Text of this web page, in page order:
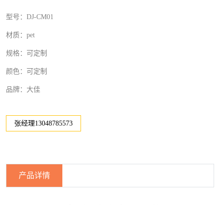
型号：DJ-CM01
材质：pet
规格：可定制
颜色：可定制
品牌：大佳
张经理13048785573
产品详情